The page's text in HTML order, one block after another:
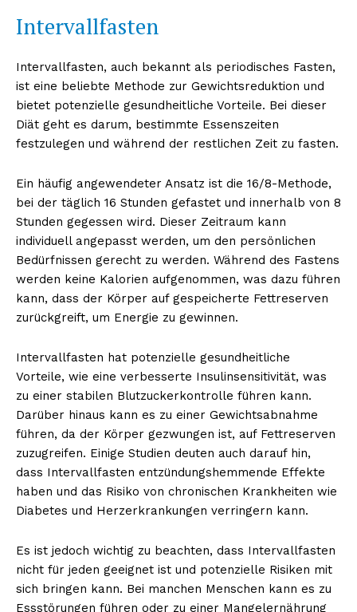
Intervallfasten
Intervallfasten, auch bekannt als periodisches Fasten,
ist eine beliebte Methode zur Gewichtsreduktion und
bietet potenzielle gesundheitliche Vorteile. Bei dieser
Diät geht es darum, bestimmte Essenszeiten
festzulegen und während der restlichen Zeit zu fasten.
Ein häufig angewendeter Ansatz ist die 16/8-Methode,
bei der täglich 16 Stunden gefastet und innerhalb von 8
Stunden gegessen wird. Dieser Zeitraum kann
individuell angepasst werden, um den persönlichen
Bedürfnissen gerecht zu werden. Während des Fastens
werden keine Kalorien aufgenommen, was dazu führen
kann, dass der Körper auf gespeicherte Fettreserven
zurückgreift, um Energie zu gewinnen.
Intervallfasten hat potenzielle gesundheitliche
Vorteile, wie eine verbesserte Insulinsensitivität, was
zu einer stabilen Blutzuckerkontrolle führen kann.
Darüber hinaus kann es zu einer Gewichtsabnahme
führen, da der Körper gezwungen ist, auf Fettreserven
zuzugreifen. Einige Studien deuten auch darauf hin,
dass Intervallfasten entzündungshemmende Effekte
haben und das Risiko von chronischen Krankheiten wie
Diabetes und Herzerkrankungen verringern kann.
Es ist jedoch wichtig zu beachten, dass Intervallfasten
nicht für jeden geeignet ist und potenzielle Risiken mit
sich bringen kann. Bei manchen Menschen kann es zu
Essstörungen führen oder zu einer Mangelernährung